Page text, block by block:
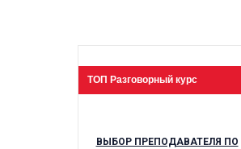
ТОП Разговорный курс
ВЫБОР ПРЕПОДАВАТЕЛЯ ПО